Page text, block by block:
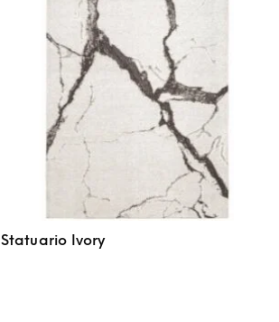
Statuario Ivory